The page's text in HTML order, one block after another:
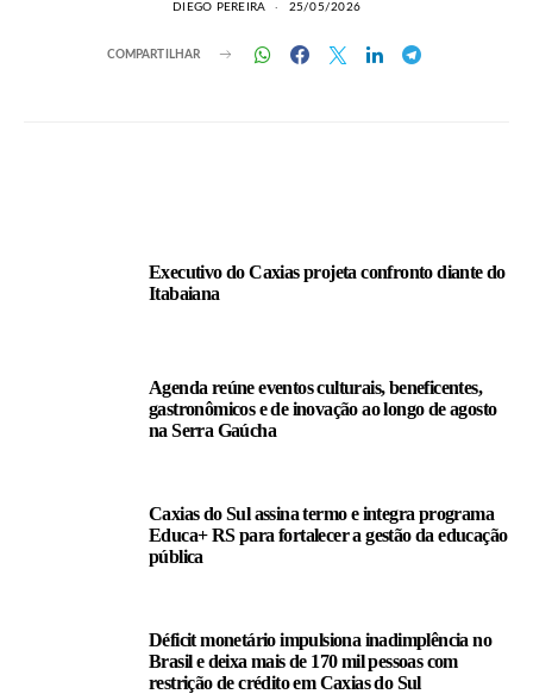
DIEGO PEREIRA 25/05/2026
COMPARTILHAR
Executivo do Caxias projeta confronto diante do
Itabaiana
Agenda reúne eventos culturais, beneficentes,
gastronômicos e de inovação ao longo de agosto
na Serra Gaúcha
Caxias do Sul assina termo e integra programa
Educa+ RS para fortalecer a gestão da educação
pública
Déficit monetário impulsiona inadimplência no
Brasil e deixa mais de 170 mil pessoas com
restrição de crédito em Caxias do Sul